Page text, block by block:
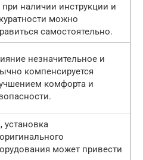
при наличии инструкции и
можно
самостоятельно.
незначительное и
компенсируется
комфорта и
установка
может привести